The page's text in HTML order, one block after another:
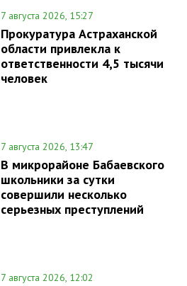
7 августа 2026, 15:27
Прокуратура Астраханской
области привлекла к
ответственности 4,5 тысячи
человек
7 августа 2026, 13:47
В микрорайоне Бабаевского
школьники за сутки
совершили несколько
серьезных преступлений
7 августа 2026, 12:02